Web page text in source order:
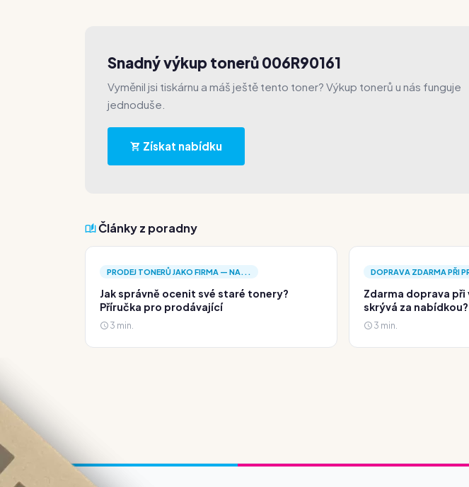
Snadný výkup tonerů 006R90161
Vyměnil jsi tiskárnu a máš ještě tento toner? Výkup tonerů u nás funguje
jednoduše.
Získat nabídku
Články z poradny
PRODEJ TONERŮ JAKO FIRMA — NA...
Jak správně ocenit své staré tonery?
Příručka pro prodávající
3 min.
DOPRAVA ZDARMA PŘI
Zdarma doprava
skrývá za nabídkou?
3 min.